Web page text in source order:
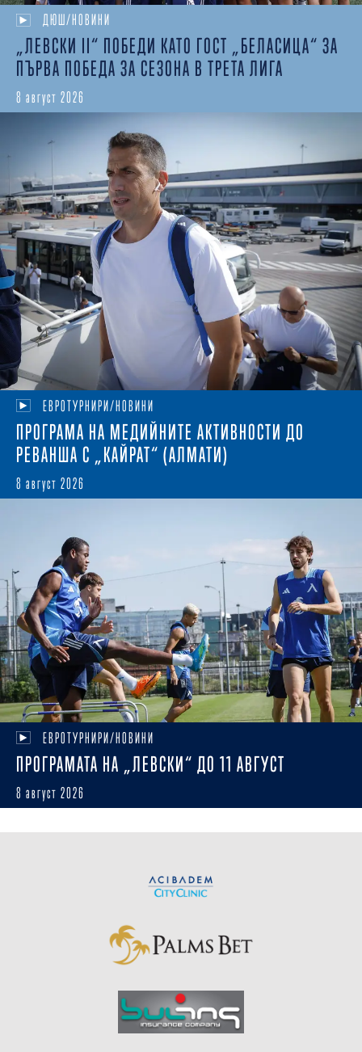
ДЮШ/НОВИНИ
„ЛЕВСКИ II“ ПОБЕДИ КАТО ГОСТ „БЕЛАСИЦА“ ЗА
ПЪРВА ПОБЕДА ЗА СЕЗОНА В ТРЕТА ЛИГА
8 август 2026
ЕВРОТУРНИРИ/НОВИНИ
ПРОГРАМА НА МЕДИЙНИТЕ АКТИВНОСТИ ДО
РЕВАНША С „КАЙРАТ“ (АЛМАТИ)
8 август 2026
ЕВРОТУРНИРИ/НОВИНИ
ПРОГРАМАТА НА „ЛЕВСКИ“ ДО 11 АВГУСТ
8 август 2026